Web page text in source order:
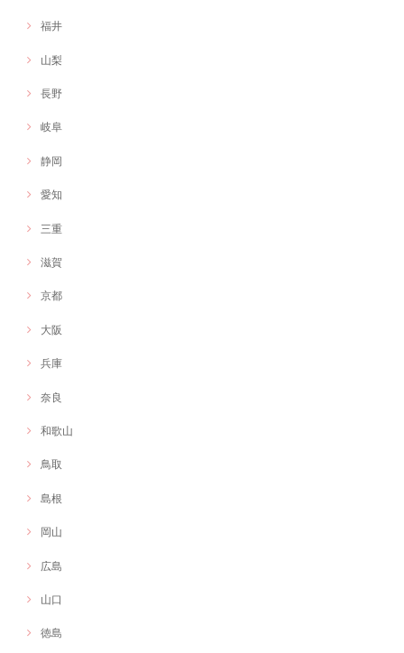
福井
山梨
長野
岐阜
静岡
愛知
三重
滋賀
京都
大阪
兵庫
奈良
和歌山
鳥取
島根
岡山
広島
山口
徳島